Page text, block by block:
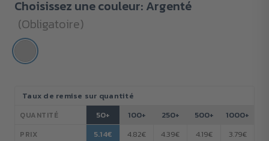
Choisissez une couleur: Argenté
(Obligatoire)
Stock
actuel :
Taux de remise sur quantité
QUANTITÉ
PRIX
50+
5.14€
100+
4.82€
250+
4.39€
500+
4.19€
1000+
3.79€